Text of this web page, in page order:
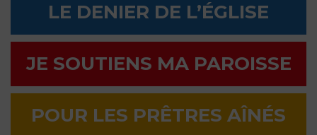
LE DENIER DE L’ÉGLISE
JE SOUTIENS MA PAROISSE
POUR LES PRÊTRES AÎNÉS